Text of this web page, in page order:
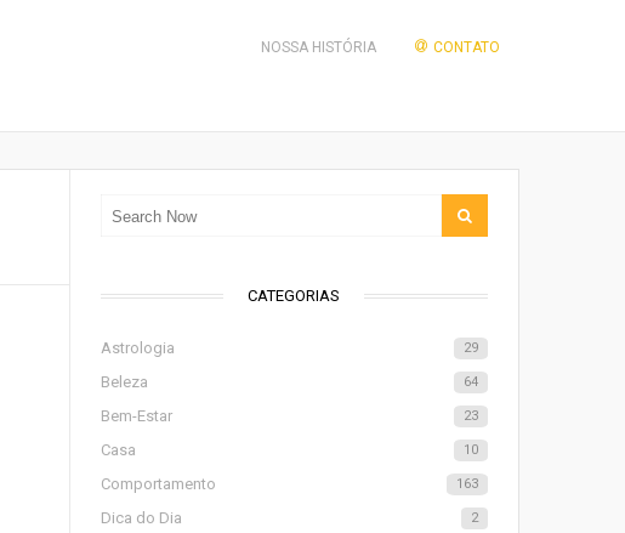
NOSSA HISTÓRIA CONTATO
CATEGORIAS
Astrologia 29
Beleza 64
Bem-Estar 23
Casa 10
Comportamento 163
Dica do Dia 2